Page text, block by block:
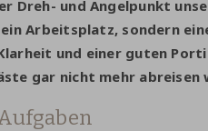
Dreh- und Angelpunkt
Arbeitsplatz, sondern
und einer guten
gar nicht mehr abreisen